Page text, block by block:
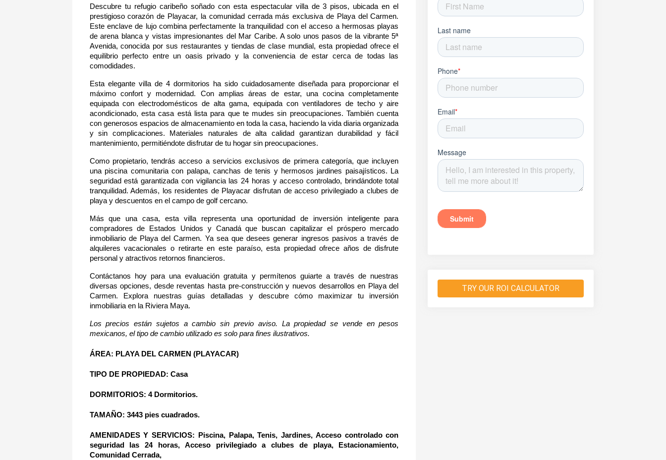
Descubre tu refugio caribeño soñado con esta espectacular villa de 3 pisos, ubicada en el
prestigioso corazón de Playacar, la comunidad cerrada más exclusiva de Playa del Carmen.
Este enclave de lujo combina perfectamente la tranquilidad con el acceso a hermosas playas
de arena blanca y vistas impresionantes del Mar Caribe. A solo unos pasos de la vibrante 5ª
Avenida, conocida por sus restaurantes y tiendas de clase mundial, esta propiedad ofrece el
equilibrio perfecto entre un oasis privado y la conveniencia de estar cerca de todas las
comodidades.
Esta elegante villa de 4 dormitorios ha sido cuidadosamente diseñada para proporcionar el
máximo confort y modernidad. Con amplias áreas de estar, una cocina completamente
equipada con electrodomésticos de alta gama, equipada con ventiladores de techo y aire
acondicionado, esta casa está lista para que te mudes sin preocupaciones. También cuenta
con generosos espacios de almacenamiento en toda la casa, haciendo la vida diaria organizada
y sin complicaciones. Materiales naturales de alta calidad garantizan durabilidad y fácil
mantenimiento, permitiéndote disfrutar de tu hogar sin preocupaciones.
Como propietario, tendrás acceso a servicios exclusivos de primera categoría, que incluyen
una piscina comunitaria con palapa, canchas de tenis y hermosos jardines paisajísticos. La
seguridad está garantizada con vigilancia las 24 horas y acceso controlado, brindándote total
tranquilidad. Además, los residentes de Playacar disfrutan de acceso privilegiado a clubes de
playa y descuentos en el campo de golf cercano.
Más que una casa, esta villa representa una oportunidad de inversión inteligente para
compradores de Estados Unidos y Canadá que buscan capitalizar el próspero mercado
inmobiliario de Playa del Carmen. Ya sea que desees generar ingresos pasivos a través de
alquileres vacacionales o retirarte en este paraíso, esta propiedad ofrece años de disfrute
personal y atractivos retornos financieros.
Contáctanos hoy para una evaluación gratuita y permítenos guiarte a través de nuestras
diversas opciones, desde reventas hasta pre-construcción y nuevos desarrollos en Playa del
Carmen. Explora nuestras guías detalladas y descubre cómo maximizar tu inversión
inmobiliaria en la Riviera Maya.
Los precios están sujetos a cambio sin previo aviso. La propiedad se vende en pesos
mexicanos, el tipo de cambio utilizado es solo para fines ilustrativos.
ÁREA: PLAYA DEL CARMEN (PLAYACAR)
TIPO DE PROPIEDAD: Casa
DORMITORIOS: 4 Dormitorios.
TAMAÑO: 3443 pies cuadrados.
AMENIDADES Y SERVICIOS: Piscina, Palapa, Tenis, Jardines, Acceso controlado con
seguridad las 24 horas, Acceso privilegiado a clubes de playa, Estacionamiento,
Comunidad Cerrada,
TRY OUR ROI CALCULATOR